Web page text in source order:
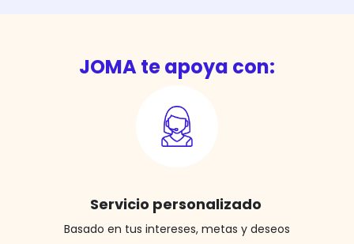
JOMA te apoya con:
Servicio personalizado
Basado en tus intereses, metas y deseos